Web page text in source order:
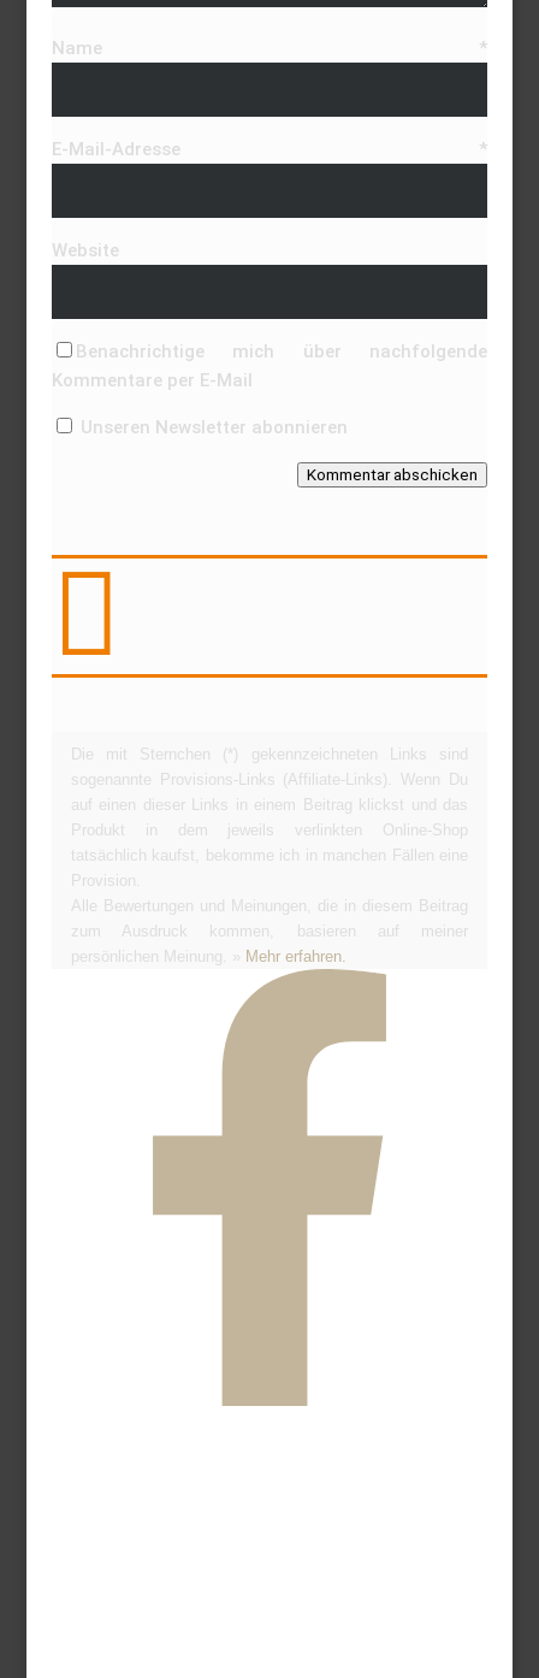
Name *
E-Mail-Adresse *
Website
Benachrichtige mich über nachfolgende
Kommentare per E-Mail
Unseren Newsletter abonnieren
Kommentar abschicken

Die mit Sternchen (*) gekennzeichneten Links sind
sogenannte Provisions-Links (Affiliate-Links). Wenn Du
auf einen dieser Links in einem Beitrag klickst und das
Produkt in dem jeweils verlinkten Online-Shop
tatsächlich kaufst, bekomme ich in manchen Fällen eine
Provision.
Alle Bewertungen und Meinungen, die in diesem Beitrag
zum Ausdruck kommen, basieren auf meiner
persönlichen Meinung. » Mehr erfahren.